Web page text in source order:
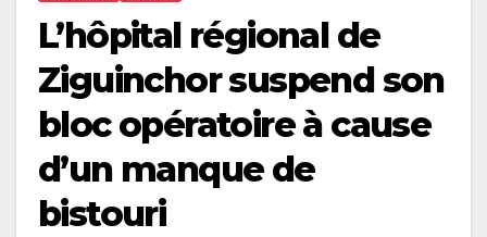
L’hôpital régional de
Ziguinchor suspend son
bloc opératoire à cause
d’un manque de
bistouri